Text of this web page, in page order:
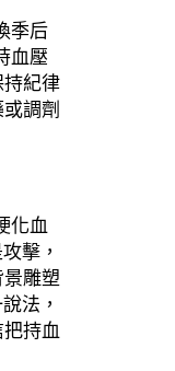
季后
血壓
紀律
調劑
化血
擊，
雕塑
法，
持血